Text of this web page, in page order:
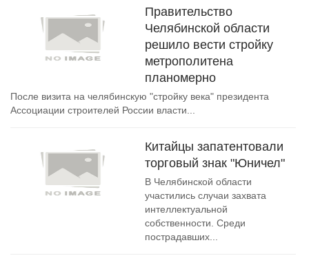
Правительство
Челябинской области
решило вести стройку
метрополитена
планомерно
После визита на челябинскую "стройку века" президента
Ассоциации строителей России власти...
Китайцы запатентовали
торговый знак "Юничел"
В Челябинской области
участились случаи захвата
интеллектуальной
собственности. Среди
пострадавших...